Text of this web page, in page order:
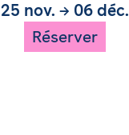
25 nov. → 06 déc.
Réserver